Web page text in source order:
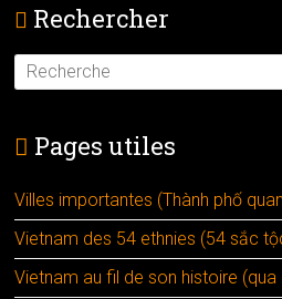
Rechercher
Pages utiles
Villes importantes (Thành phố
Vietnam des 54 ethnies (54 sắc
Vietnam au fil de son histoire